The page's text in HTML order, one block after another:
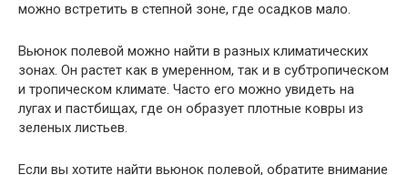
можно встретить в степной зоне, где осадков мало.
Вьюнок полевой можно найти в разных климатических
зонах. Он растет как в умеренном, так и в субтропическом
и тропическом климате. Часто его можно увидеть на
лугах и пастбищах, где он образует плотные ковры из
зеленых листьев.
Если вы хотите найти вьюнок полевой, обратите внимание